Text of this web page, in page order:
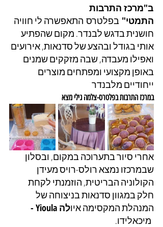
ב"מרכז התרבות
התמטי" בפלטרס התאפשרה לי חוויה
חושנית בדגש לבנדר. מקום שהפתיע
אותי בגודל ובהצע של סדנאות, אירועים
ואפילו מעבדה, שבה מזקקים שמנים
באופן מקצועי ומפתחים מוצרים
ייחודיים מלבנדר
במרכז התרבות בפלטרס-צלמה גילי מצא
אחרי סיור בתערוכה במקום, ובסלון
שבמרכזו נמצא רולס-רויס מעידן
הקולוניה הבריטית, הוזמנתי לקחת
חלק במגוון סדנאות בניצוחה של
המנהלת המקסימה איולה Yioula -
מיכאלידו.